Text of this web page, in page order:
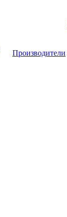
Производители